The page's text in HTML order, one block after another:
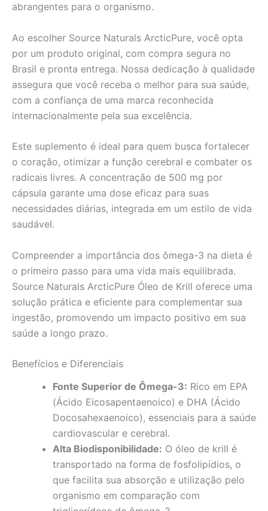
abrangentes para o organismo.
Ao escolher Source Naturals ArcticPure, você opta
por um produto original, com compra segura no
Brasil e pronta entrega. Nossa dedicação à qualidade
assegura que você receba o melhor para sua saúde,
com a confiança de uma marca reconhecida
internacionalmente pela sua excelência.
Este suplemento é ideal para quem busca fortalecer
o coração, otimizar a função cerebral e combater os
radicais livres. A concentração de 500 mg por
cápsula garante uma dose eficaz para suas
necessidades diárias, integrada em um estilo de vida
saudável.
Compreender a importância dos ômega-3 na dieta é
o primeiro passo para uma vida mais equilibrada.
Source Naturals ArcticPure Óleo de Krill oferece uma
solução prática e eficiente para complementar sua
ingestão, promovendo um impacto positivo em sua
saúde a longo prazo.
Benefícios e Diferenciais
Fonte Superior de Ômega-3: Rico em EPA
(Ácido Eicosapentaenoico) e DHA (Ácido
Docosahexaenoico), essenciais para a saúde
cardiovascular e cerebral.
Alta Biodisponibilidade: O óleo de krill é
transportado na forma de fosfolipídios, o
que facilita sua absorção e utilização pelo
organismo em comparação com